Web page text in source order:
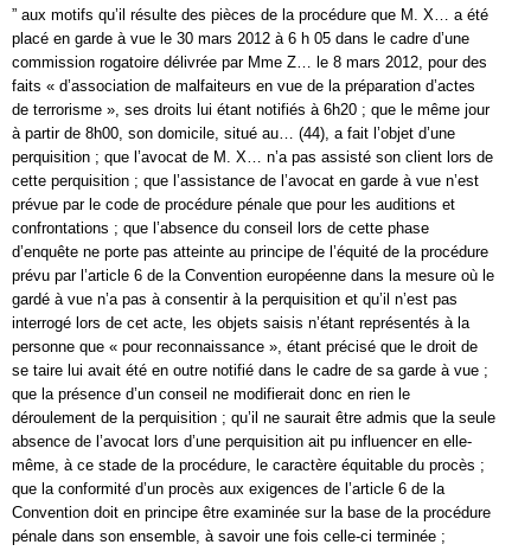
” aux motifs qu’il résulte des pièces de la procédure que M. X… a été
placé en garde à vue le 30 mars 2012 à 6 h 05 dans le cadre d’une
commission rogatoire délivrée par Mme Z… le 8 mars 2012, pour des
faits « d’association de malfaiteurs en vue de la préparation d’actes
de terrorisme », ses droits lui étant notifiés à 6h20 ; que le même jour
à partir de 8h00, son domicile, situé au… (44), a fait l’objet d’une
perquisition ; que l’avocat de M. X… n’a pas assisté son client lors de
cette perquisition ; que l’assistance de l’avocat en garde à vue n’est
prévue par le code de procédure pénale que pour les auditions et
confrontations ; que l’absence du conseil lors de cette phase
d’enquête ne porte pas atteinte au principe de l’équité de la procédure
prévu par l’article 6 de la Convention européenne dans la mesure où le
gardé à vue n’a pas à consentir à la perquisition et qu’il n’est pas
interrogé lors de cet acte, les objets saisis n’étant représentés à la
personne que « pour reconnaissance », étant précisé que le droit de
se taire lui avait été en outre notifié dans le cadre de sa garde à vue ;
que la présence d’un conseil ne modifierait donc en rien le
déroulement de la perquisition ; qu’il ne saurait être admis que la seule
absence de l’avocat lors d’une perquisition ait pu influencer en elle-
même, à ce stade de la procédure, le caractère équitable du procès ;
que la conformité d’un procès aux exigences de l’article 6 de la
Convention doit en principe être examinée sur la base de la procédure
pénale dans son ensemble, à savoir une fois celle-ci terminée ;